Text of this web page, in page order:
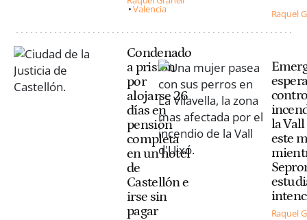
Valencia Raquel
Condenado
a prisión
por
alojarse 26
días en
pensión
completa
en un hotel
de
Castellón e
irse sin
pagar
la
este
Raquel